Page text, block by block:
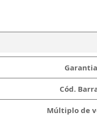
Cód.
Múltiplo de